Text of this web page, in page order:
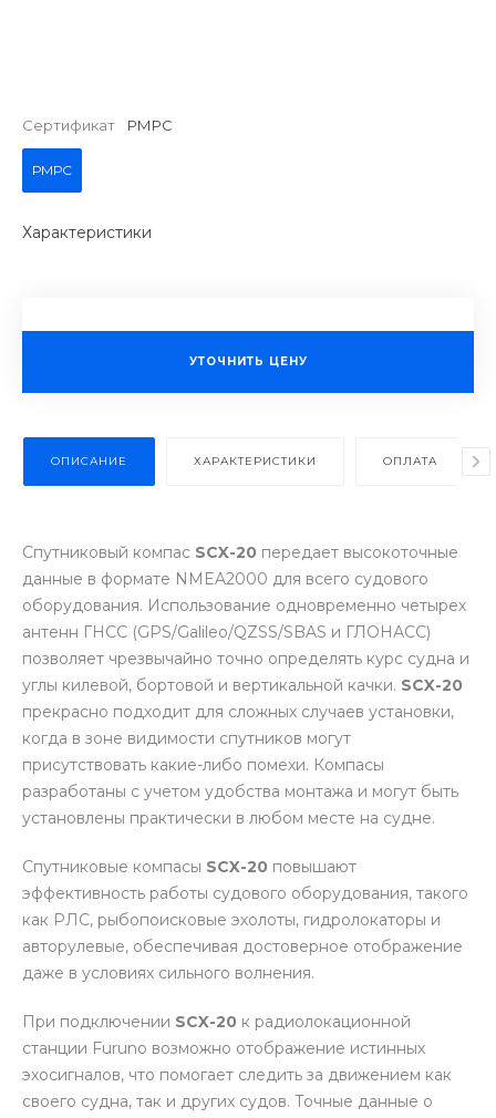
Сертификат РМРС
РМРС
Характеристики
УТОЧНИТЬ ЦЕНУ
ОПИСАНИЕ ХАРАКТЕРИСТИКИ ОПЛАТА
Спутниковый компас SCX-20 передает высокоточные
данные в формате NMEA2000 для всего судового
оборудования. Использование одновременно четырех
антенн ГНСС (GPS/Galileo/QZSS/SBAS и ГЛОНАСС)
позволяет чрезвычайно точно определять курс судна и
углы килевой, бортовой и вертикальной качки. SCX-20
прекрасно подходит для сложных случаев установки,
когда в зоне видимости спутников могут
присутствовать какие-либо помехи. Компасы
разработаны с учетом удобства монтажа и могут быть
установлены практически в любом месте на судне.
Спутниковые компасы SCX-20 повышают
эффективность работы судового оборудования, такого
как РЛС, рыбопоисковые эхолоты, гидролокаторы и
авторулевые, обеспечивая достоверное отображение
даже в условиях сильного волнения.
При подключении SCX-20 к радиолокационной
станции Furuno возможно отображение истинных
эхосигналов, что помогает следить за движением как
своего судна, так и других судов. Точные данные о